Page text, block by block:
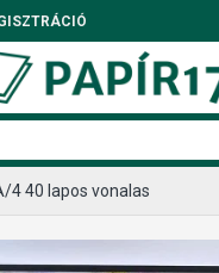
4 40 lapos vonalas